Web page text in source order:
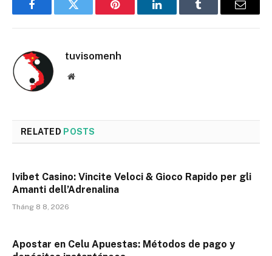
FacebookTwitter Pinterest LinkedInTumblr Email
tuvisomenh
Website
RELATED POSTS
Ivibet Casino: Vincite Veloci & Gioco Rapido per gli
Amanti dell’Adrenalina
Tháng 8 8, 2026
Apostar en Celu Apuestas: Métodos de pago y